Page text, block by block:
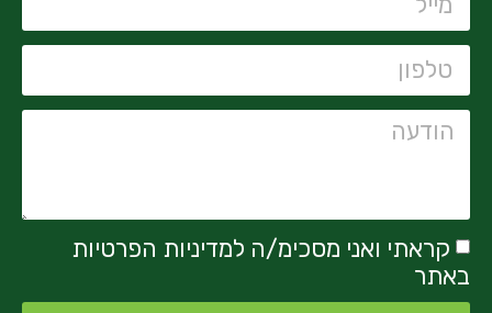
קראתי ואני מסכימ/ה למדיניות הפרטיות
באתר